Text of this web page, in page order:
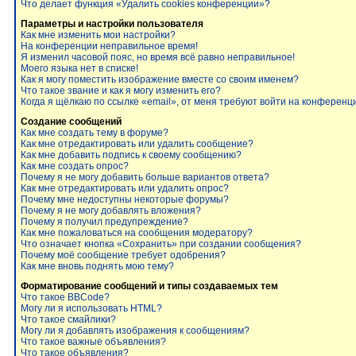
Что делает функция «Удалить cookies конференции»?
Параметры и настройки пользователя
Как мне изменить мои настройки?
На конференции неправильное время!
Я изменил часовой пояс, но время всё равно неправильное!
Моего языка нет в списке!
Как я могу поместить изображение вместе со своим именем?
Что такое звание и как я могу изменить его?
Когда я щёлкаю по ссылке «email», от меня требуют войти на
Создание сообщений
Как мне создать тему в форуме?
Как мне отредактировать или удалить сообщение?
Как мне добавить подпись к своему сообщению?
Как мне создать опрос?
Почему я не могу добавить больше вариантов ответа?
Как мне отредактировать или удалить опрос?
Почему мне недоступны некоторые форумы?
Почему я не могу добавлять вложения?
Почему я получил предупреждение?
Как мне пожаловаться на сообщения модератору?
Что означает кнопка «Сохранить» при создании сообщения?
Почему моё сообщение требует одобрения?
Как мне вновь поднять мою тему?
Форматирование сообщений и типы создаваемых тем
Что такое BBCode?
Могу ли я использовать HTML?
Что такое смайлики?
Могу ли я добавлять изображения к сообщениям?
Что такое важные объявления?
Что такое объявления?